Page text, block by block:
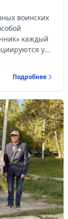
воинских
каждый
у
Подробнее